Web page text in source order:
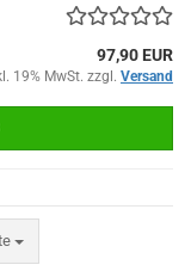
97,90 EUR
19% MwSt. zzgl. Versand